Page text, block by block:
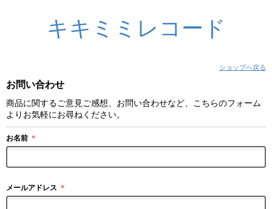
キキミミレコード
ショップへ戻る
お問い合わせ
商品に関するご意見ご感想、お問い合わせなど、こちらのフォーム
よりお気軽にお尋ねください。
お名前 ＊
メールアドレス ＊